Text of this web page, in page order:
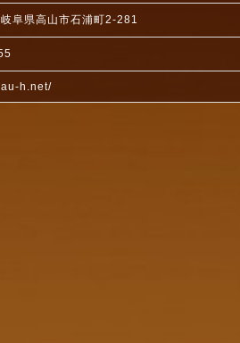
阜県高山市石浦町2-281
h.net/